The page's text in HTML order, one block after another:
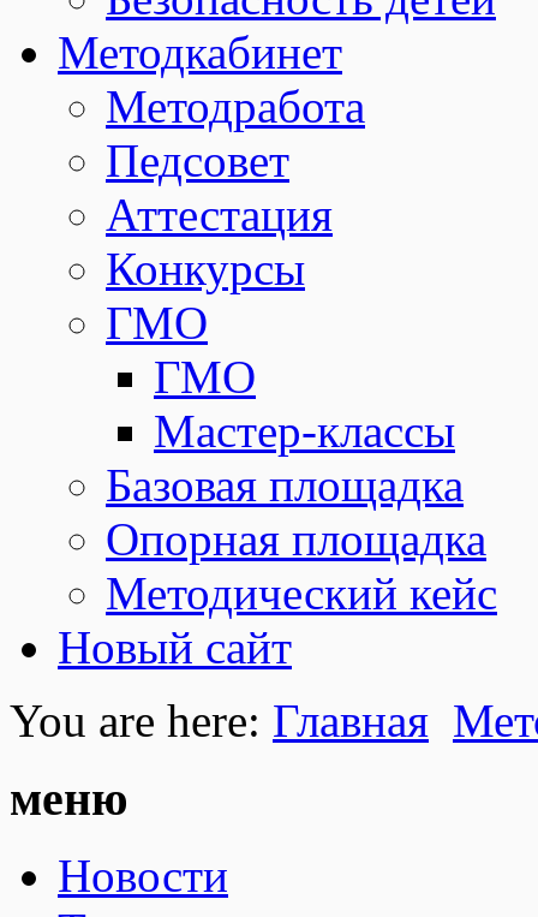
Методкабинет
Методработа
Педсовет
Аттестация
Конкурсы
ГМО
ГМО
Мастер-классы
Базовая площадка
Опорная площадка
Методический кейс
Новый сайт
You are here: Главная
меню
Новости